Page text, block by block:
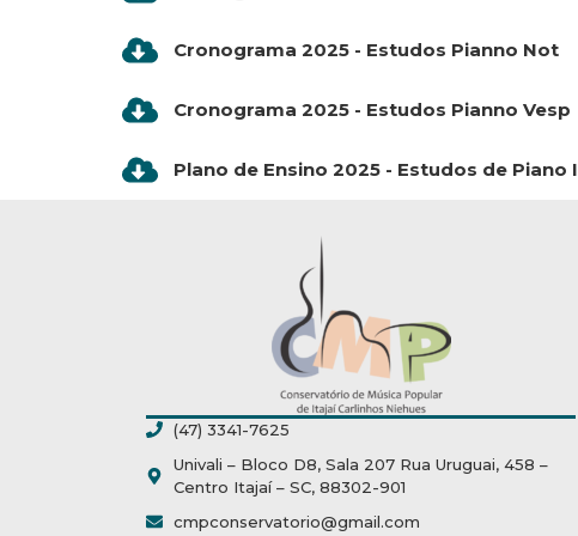
Cronograma 2025 - Estudos Pianno Not
Cronograma 2025 - Estudos Pianno Vesp
Plano de Ensino 2025 - Estudos de Piano I
(47) 3341-7625
Univali – Bloco D8, Sala 207 Rua Uruguai, 458 –
Centro Itajaí – SC, 88302-901
cmpconservatorio@gmail.com